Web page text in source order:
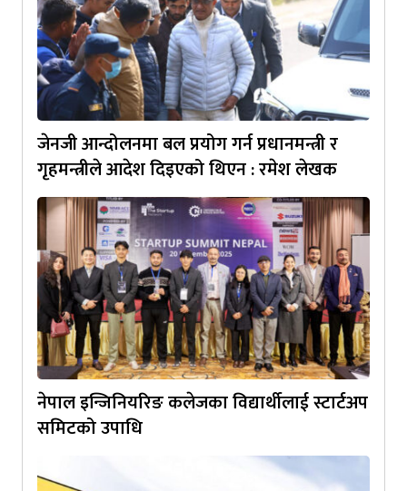
जेनजी आन्दोलनमा बल प्रयोग गर्न प्रधानमन्त्री र
गृहमन्त्रीले आदेश दिइएको थिएन : रमेश लेखक
नेपाल इन्जिनियरिङ कलेजका विद्यार्थीलाई स्टार्टअप
समिटको उपाधि